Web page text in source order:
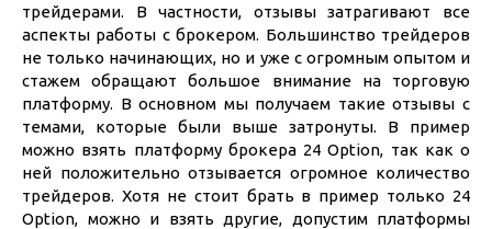
трейдерами. В частности, отзывы затрагивают все
аспекты работы с брокером. Большинство трейдеров
не только начинающих, но и уже с огромным опытом и
стажем обращают большое внимание на торговую
платформу. В основном мы получаем такие отзывы с
темами, которые были выше затронуты. В пример
можно взять платформу брокера 24 Option, так как о
ней положительно отзывается огромное количество
трейдеров. Хотя не стоит брать в пример только 24
Option, можно и взять другие, допустим платформы